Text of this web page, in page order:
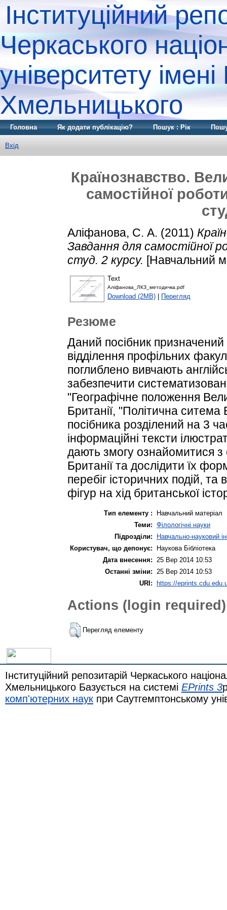
Інституційний
Черкаського
університету
Хмельницького
Головна Як додати публікацію? Пошук : Рік
Вхід
Країнознавство.
самостійної
Аліфанова, С. А. (2011)
Завдання для самостійної
студ. 2 курсу. [Навчальний
Text
Аліфанова_ЛКЗ_методичка.pdf
Download (2MB) Перегляд
Резюме
Даний посібник призначений
відділення профільних
поглиблено вивчають
забезпечити
"Географічне положення
Британії, "Політична
посібника розділений на 3
інформаційні тексти
дають змогу ознайомитися з
Британії та дослідити їх
перебіг історичних подій,
фігур на хід британської
Тип елементу :
Навчальний матеріал
Теми: Філологічні науки
Підрозділи:
Навчально-науковий
Користувач, що депонує:
Наукова Бібліотека
Дата внесення:
25 Вер 2014 10:53
Останні зміни:
25 Вер 2014 10:53
URI: https://
Actions (login required)
Перегляд елементу
Інституційний репозитарій Черкаського
Хмельницького Базується на системі EPrints 3
комп'ютерних наук при Саутгемптонському